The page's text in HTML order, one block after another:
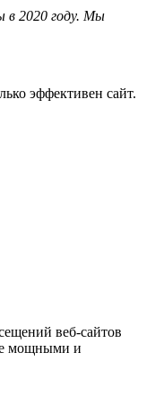
в 2020 году. Мы
эффективен сайт.
веб-сайтов
мощными и